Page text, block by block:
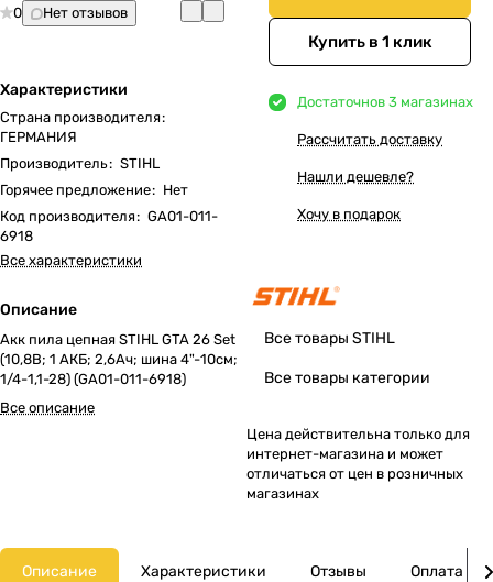
0 Нет отзывов
Характеристики
Страна производителя:
ГЕРМАНИЯ
Производитель: STIHL
Горячее предложение: Нет
Код производителя: GA01-011-
6918
Все характеристики
Описание
Акк пила цепная STIHL GTA 26 Set
(10,8В; 1 АКБ; 2,6Ач; шина 4"-10см;
1/4-1,1-28) (GA01-011-6918)
Все описание
Купить в 1 клик
Достаточнов 3 магазинах
Рассчитать доставку
Нашли дешевле?
Хочу в подарок
Все товары STIHL
Все товары категории
Цена действительна только для
интернет-магазина и может
отличаться от цен в розничных
магазинах
Описание Характеристики Отзывы Оплата